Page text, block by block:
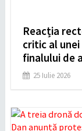
Reacția
critic al
finalului de
25 Iulie 2026